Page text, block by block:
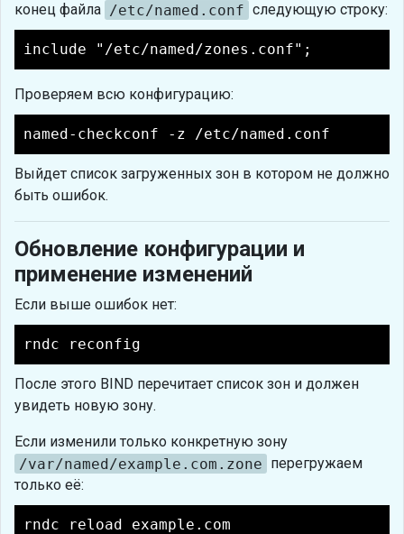
конец файла /etc/named.conf следующую строку:
include "/etc/named/zones.conf";
Проверяем всю конфигурацию:
named-checkconf -z /etc/named.conf
Выйдет список загруженных зон в котором не должно
быть ошибок.
Обновление конфигурации и
применение изменений
Если выше ошибок нет:
rndc reconfig
После этого BIND перечитает список зон и должен
увидеть новую зону.
Если изменили только конкретную зону
/var/named/example.com.zone перегружаем
только её:
rndc reload example.com